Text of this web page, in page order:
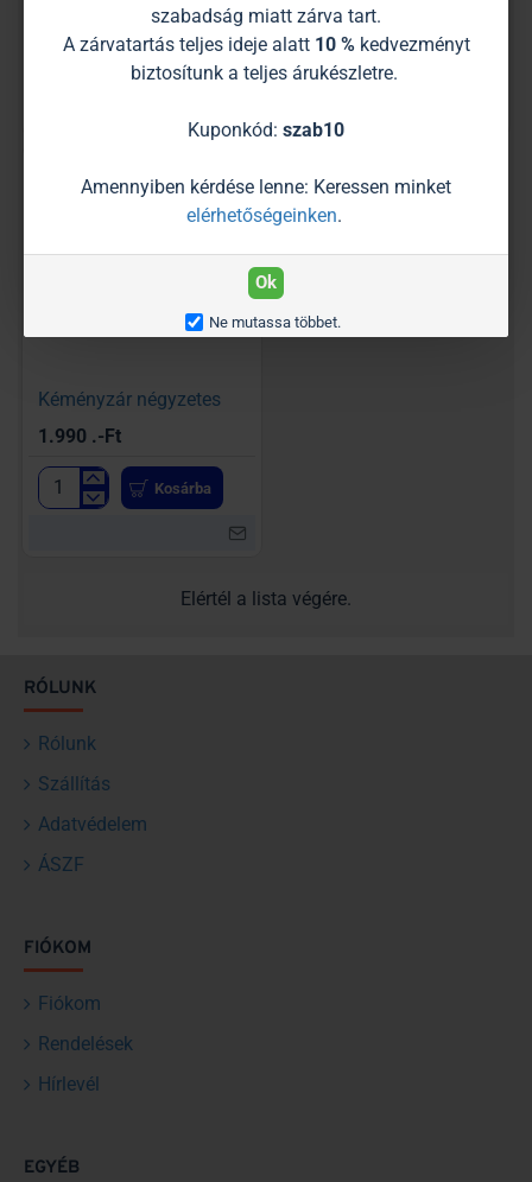
szabadság miatt zárva tart.
A zárvatartás teljes ideje alatt 10 %kedvezményt
biztosítunk a teljes árukészletre.
Kuponkód: szab10
Amennyiben kérdése lenne: Keressen minket
elérhetőségeinken.
Ok
Ne mutassa többet.
Kosárba
250 .-Ft
Kéményzár
négyzetes
Kéményzár négyzetes
1.990 .-Ft
Kéményzár
Kosárba
Elértél a lista végére.
RÓLUNK
Rólunk
Szállítás
Adatvédelem
ÁSZF
FIÓKOM
Fiókom
Rendelések
Hírlevél
EGYÉB